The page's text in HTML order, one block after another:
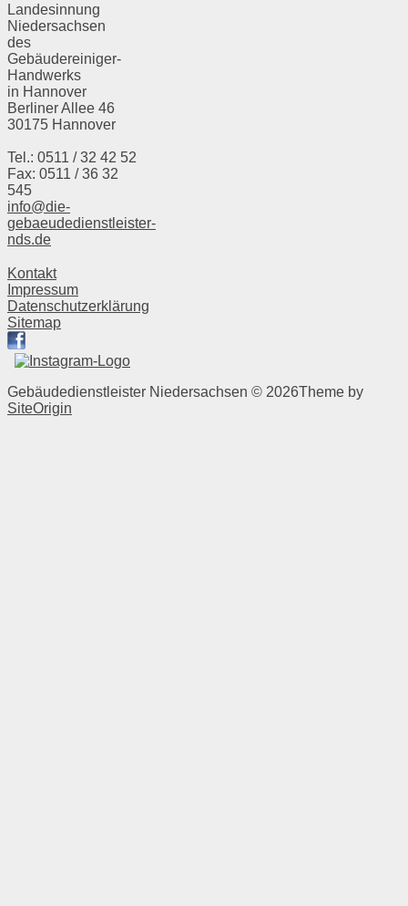
Landesinnung
Niedersachsen
des
Gebäudereiniger-
Handwerks
in Hannover
Berliner Allee 46
30175 Hannover
Tel.: 0511 / 32 42 52
Fax: 0511 / 36 32
545
info@die-
gebaeudedienstleister-
nds.de
Kontakt
Impressum
Datenschutzerklärung
Sitemap
Gebäudedienstleister Niedersachsen © 2026Theme by
SiteOrigin